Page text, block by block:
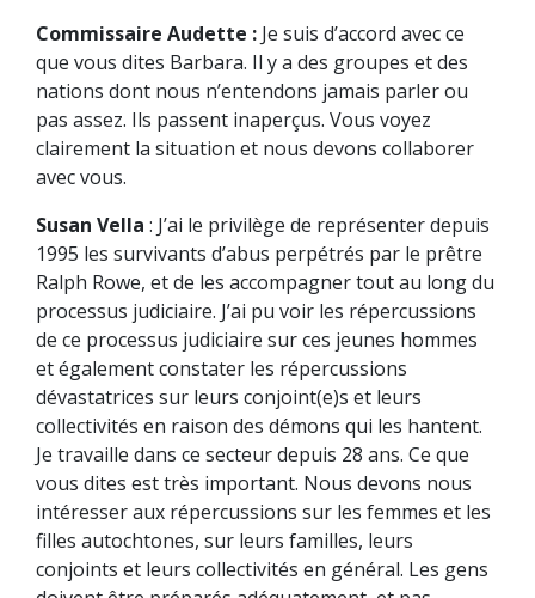
Commissaire Audette : Je suis d’accord avec ce
que vous dites Barbara. Il y a des groupes et des
nations dont nous n’entendons jamais parler ou
pas assez. Ils passent inaperçus. Vous voyez
clairement la situation et nous devons collaborer
avec vous.
Susan Vella : J’ai le privilège de représenter depuis
1995 les survivants d’abus perpétrés par le prêtre
Ralph Rowe, et de les accompagner tout au long du
processus judiciaire. J’ai pu voir les répercussions
de ce processus judiciaire sur ces jeunes hommes
et également constater les répercussions
dévastatrices sur leurs conjoint(e)s et leurs
collectivités en raison des démons qui les hantent.
Je travaille dans ce secteur depuis 28 ans. Ce que
vous dites est très important. Nous devons nous
intéresser aux répercussions sur les femmes et les
filles autochtones, sur leurs familles, leurs
conjoints et leurs collectivités en général. Les gens